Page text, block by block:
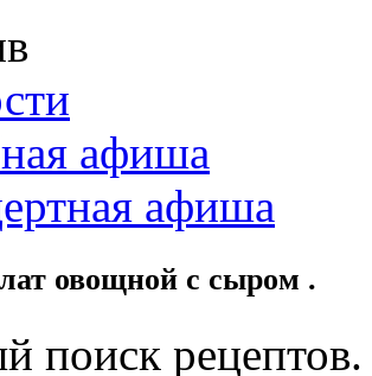
афиша
афиша
овощной с сыром .
поиск рецептов.